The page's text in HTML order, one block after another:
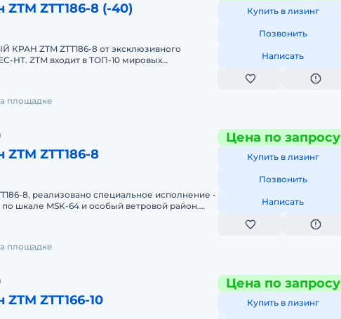
ZTT186-8 (-40)
ZTM ZTT186-8 от эксклюзивного
НТ. ZTM входит в ТОП-10 мировых
Купить в лизинг
Позвонить
Написать
площадке
ZTT186-8
8, реализовано специальное исполнение -
шкале MSK-64 и особый ветровой район.
Цена по запросу
Купить в лизинг
Позвонить
Написать
площадке
ZTT166-10
Цена по запросу
Купить в лизинг